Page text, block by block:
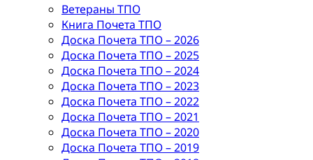
Ветераны ТПО
Книга Почета ТПО
Доска Почета ТПО – 2026
Доска Почета ТПО – 2025
Доска Почета ТПО – 2024
Доска Почета ТПО – 2023
Доска Почета ТПО – 2022
Доска Почета ТПО – 2021
Доска Почета ТПО – 2020
Доска Почета ТПО – 2019